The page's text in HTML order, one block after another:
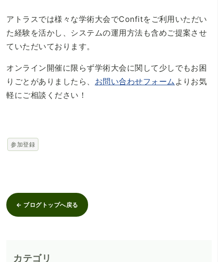
アトラスでは様々な学術大会でConfitをご利用いただい
た経験を活かし、システムの運用方法も含めご提案させ
ていただいております。
オンライン開催に限らず学術大会に関して少しでもお困
りごとがありましたら、 お問い合わせフォーム よりお気
軽にご相談ください！
参加登録
← ブログトップへ戻る
カテゴリ